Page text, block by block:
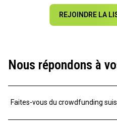
REJOINDRE LA
Nous répondons à
Faites-vous du crowdfunding